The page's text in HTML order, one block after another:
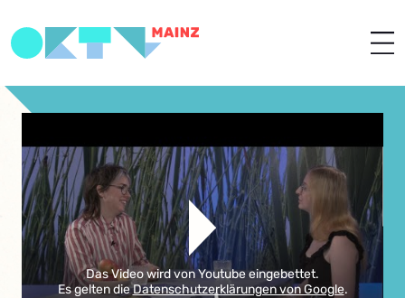
Das Video wird von Youtube eingebettet.
Es gelten dieDatenschutzerklärungen von Google.